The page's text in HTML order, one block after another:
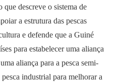
descreve o sistema de
a estrutura das pescas
e defende que a Guiné
para estabelecer uma aliança
aliança para a pesca semi-
industrial para melhorar a